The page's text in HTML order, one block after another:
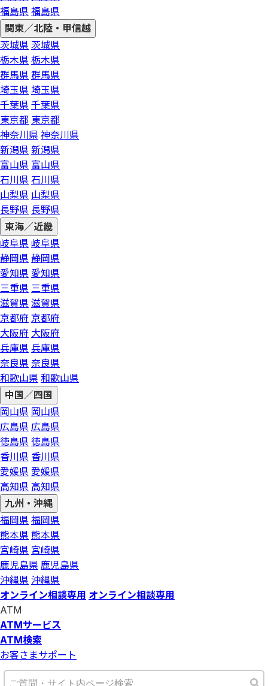
福島県 福島県
関東／北陸・甲信越
茨城県 茨城県
栃木県 栃木県
群馬県 群馬県
埼玉県 埼玉県
千葉県 千葉県
東京都 東京都
神奈川県 神奈川県
新潟県 新潟県
富山県 富山県
石川県 石川県
山梨県 山梨県
長野県 長野県
東海／近畿
岐阜県 岐阜県
静岡県 静岡県
愛知県 愛知県
三重県 三重県
滋賀県 滋賀県
京都府 京都府
大阪府 大阪府
兵庫県 兵庫県
奈良県 奈良県
和歌山県 和歌山県
中国／四国
岡山県 岡山県
広島県 広島県
徳島県 徳島県
香川県 香川県
愛媛県 愛媛県
高知県 高知県
九州・沖縄
福岡県 福岡県
熊本県 熊本県
宮崎県 宮崎県
鹿児島県 鹿児島県
沖縄県 沖縄県
オンライン相談専用 オンライン相談専用
ATM
ATMサービス
ATM検索
お客さまサポート